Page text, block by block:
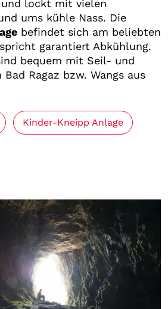
und lockt mit vielen
ums kühle Nass. Die
befindet sich am beliebten
garantiert Abkühlung.
bequem mit Seil- und
Bad Ragaz bzw. Wangs aus
Kinder-Kneipp Anlage